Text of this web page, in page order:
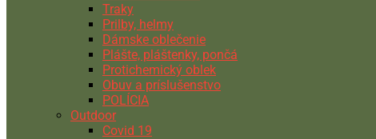
Traky
Prilby, helmy
Dámske oblečenie
Plášte, pláštenky, pončá
Protichemický oblek
Obuv a príslušenstvo
POLÍCIA
Outdoor
Covid 19